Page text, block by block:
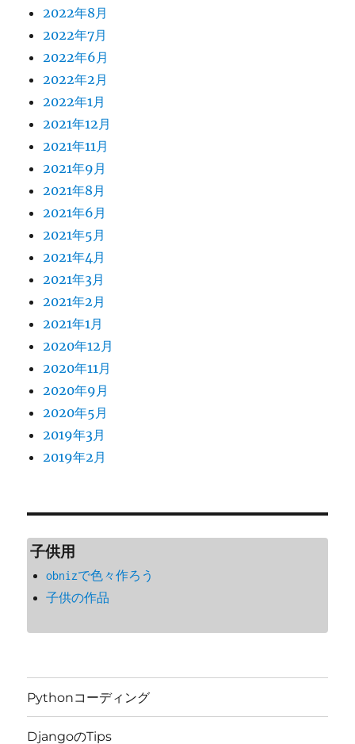
2022年8月
2022年7月
2022年6月
2022年2月
2022年1月
2021年12月
2021年11月
2021年9月
2021年8月
2021年6月
2021年5月
2021年4月
2021年3月
2021年2月
2021年1月
2020年12月
2020年11月
2020年9月
2020年5月
2019年3月
2019年2月
子供用
obnizで色々作ろう
子供の作品
Pythonコーディング
DjangoのTips